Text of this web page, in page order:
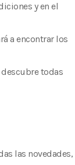
y en el
a encontrar los
descubre todas
las novedades,